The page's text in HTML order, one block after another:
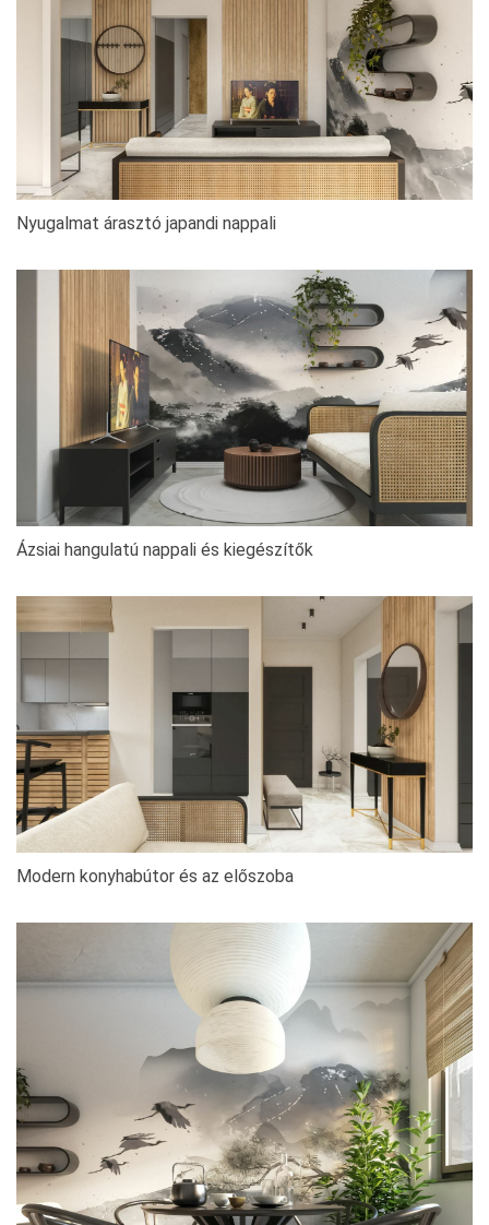
Nyugalmat árasztó japandi nappali
Ázsiai hangulatú nappali és kiegészítők
Modern konyhabútor és az előszoba